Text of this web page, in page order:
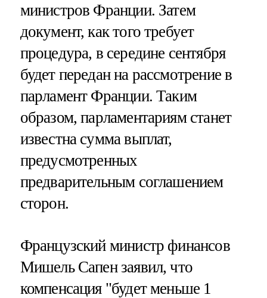
министров Франции. Затем
документ, как того требует
процедура, в середине сентября
будет передан на рассмотрение в
парламент Франции. Таким
образом, парламентариям станет
известна сумма выплат,
предусмотренных
предварительным соглашением
сторон.
Французский министр финансов
Мишель Сапен заявил, что
компенсация "будет меньше 1